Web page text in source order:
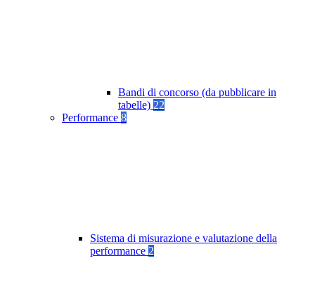
Bandi di concorso (da pubblicare in
tabelle) 22
Performance 8
Sistema di misurazione e valutazione della
performance 2